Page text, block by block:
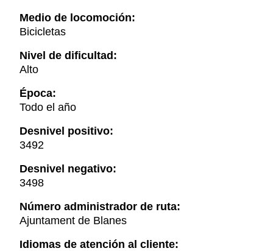
Medio de locomoción:
Bicicletas
Nivel de dificultad:
Alto
Época:
Todo el año
Desnivel positivo:
3492
Desnivel negativo:
3498
Número administrador de ruta:
Ajuntament de Blanes
Idiomas de atención al cliente: